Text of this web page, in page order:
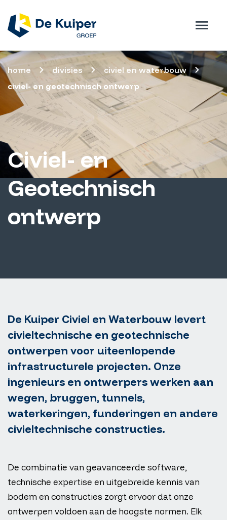
home divisies
civiel en waterbouw
civiel- en geotechnisch ontwerp
Civiel- en
Geotechnisch
ontwerp
De Kuiper Civiel en Waterbouw levert
civieltechnische en geotechnische
ontwerpen voor uiteenlopende
infrastructurele projecten. Onze
ingenieurs en ontwerpers werken aan
wegen, bruggen, tunnels,
waterkeringen, funderingen en andere
civieltechnische constructies.
De combinatie van geavanceerde software,
technische expertise en uitgebreide kennis van
bodem en constructies zorgt ervoor dat onze
ontwerpen voldoen aan de hoogste normen. Elk